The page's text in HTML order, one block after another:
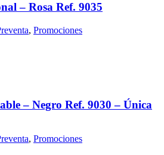
– Rosa Ref. 9035
, Promociones
– Negro Ref. 9030 – Única
, Promociones